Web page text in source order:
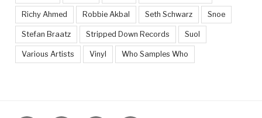
Richy Ahmed Robbie Akbal Seth Schwarz Snoe
Stefan Braatz Stripped Down Records Suol
Various Artists Vinyl Who Samples Who